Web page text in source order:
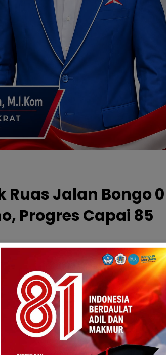
Ruas Jalan Bongo 0
Progres Capai 85